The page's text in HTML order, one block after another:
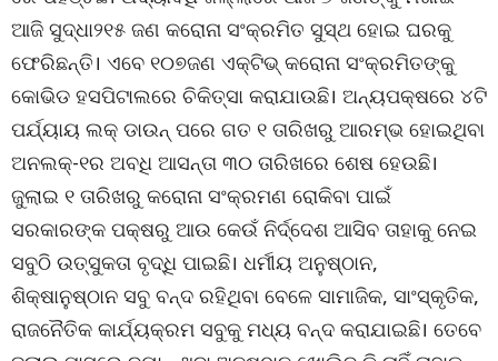
ଆଜି ସୁଦ୍ଧା୨୧୫ ଜଣ କରୋନା ସଂକ୍ରମିତ ସୁସ୍ଥ ହୋଇ ଘରକୁ
ଫେରିଛନ୍ତି। ଏବେ ୧୦୭ଜଣ ଏକ୍ଟିଭ୍ କରୋନା ସଂକ୍ରମିତଙ୍କୁ
କୋଭିଡ ହସପିଟାଲରେ ଚିକିତ୍ସା କରାଯାଉଛି। ଅନ୍ୟପକ୍ଷରେ ୪ଟି
ପର୍ଯ୍ୟାୟ ଲକ୍ ଡାଉନ୍ ପରେ ଗତ ୧ ତାରିଖରୁ ଆରମ୍ଭ ହୋଇଥିବା
ଅନଲକ୍‌-୧ର ଅବଧି ଆସନ୍ତା ୩୦ ତାରିଖରେ ଶେଷ ହେଉଛି।
ଜୁଲାଇ ୧ ତାରିଖରୁ କରୋନା ସଂକ୍ରମଣ ରୋକିବା ପାଇଁ
ସରକାରଙ୍କ ପକ୍ଷରୁ ଆଉ କେଉଁ ନିର୍ଦ୍ଦେଶ ଆସିବ ତାହାକୁ ନେଇ
ସବୁଠି ଉତ୍ସୁକତା ବୃଦ୍ଧି ପାଇଛି। ଧର୍ମୀୟ ଅନୁଷ୍ଠାନ,
ଶିକ୍ଷାନୁଷ୍ଠାନ ସବୁ ବନ୍ଦ ରହିଥିବା ବେଳେ ସାମାଜିକ, ସାଂସ୍କୃତିକ,
ରାଜନୈତିକ କାର୍ଯ୍ୟକ୍ରମ ସବୁକୁ ମଧ୍ୟ ବନ୍ଦ କରାଯାଇଛି। ତେବେ